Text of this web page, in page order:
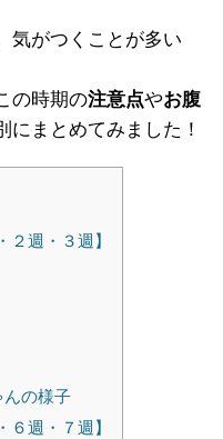
気がつくことが多い
の時期の注意点やお腹
にまとめてみました！
週・３週】
んの様子
週・７週】